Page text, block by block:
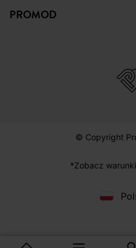
PROMOD
© Copyright
*Zobacz